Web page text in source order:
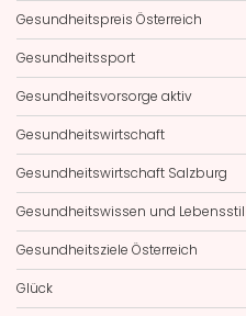
Gesundheitspreis Österreich
Gesundheitssport
Gesundheitsvorsorge aktiv
Gesundheitswirtschaft
Gesundheitswirtschaft Salzburg
Gesundheitswissen und Lebensstil
Gesundheitsziele Österreich
Glück